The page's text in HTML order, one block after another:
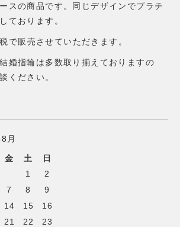
スの商品です。同じデザインでプラチ
ております。
で販売させていただきます。
婚指輪は多数取り揃えておりますの
ください。
月
金 土 日
1
2
7 8
9
14 15
16
21 22
23